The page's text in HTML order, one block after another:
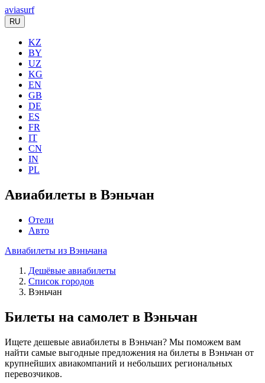
aviasurf
RU
KZ
BY
UZ
KG
EN
GB
DE
ES
FR
IT
CN
IN
PL
Авиабилеты в Вэньчан
Отели
Авто
Авиабилеты из Вэньчана
Дешёвые авиабилеты
Список городов
Вэньчан
Билеты на самолет в Вэньчан
Ищете дешевые авиабилеты в Вэньчан? Мы поможем вам
найти самые выгодные предложения на билеты в Вэньчан от
крупнейших авиакомпаний и небольших региональных
перевозчиков.